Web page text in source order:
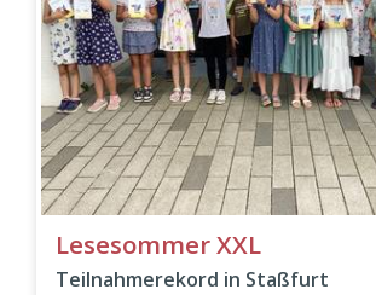
Lesesommer XXL
Teilnahmerekord in Staßfurt